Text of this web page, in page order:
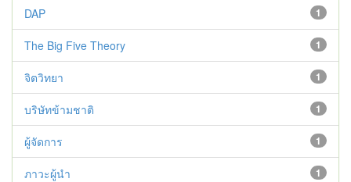
1
DAP
1
The Big Five Theory
1
จิตวิทยา
1
บริษัทข้ามชาติ
1
ผู้จัดการ
1
ภาวะผู้นำ